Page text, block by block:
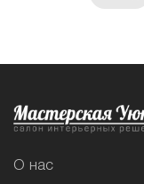
О нас